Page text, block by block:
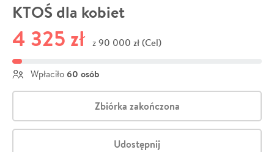
KTOŚ dla kobiet
4 325 zł z 90 000 zł (Cel)
Wpłaciło 60 osób
Zbiórka zakończona
Udostępnij